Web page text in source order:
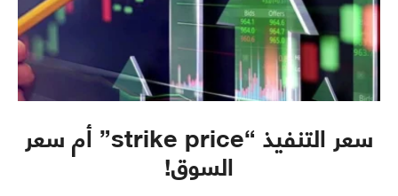
سعر التنفيذ “strike price” أم سعر
السوق!